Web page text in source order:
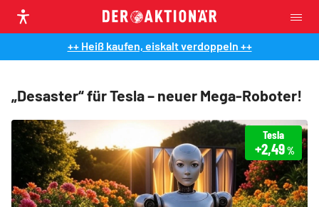
++ Heiß kaufen, eiskalt verdoppeln ++
„Desaster“ für Tesla – neuer Mega-Roboter!
Tesla
+2,49%